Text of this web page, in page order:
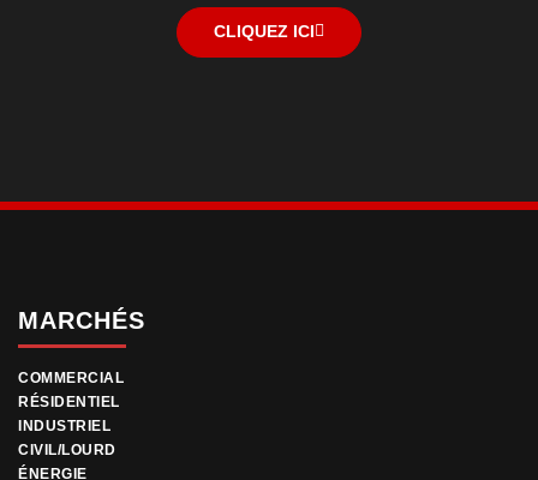
CLIQUEZ ICI
MARCHÉS
COMMERCIAL
RÉSIDENTIEL
INDUSTRIEL
CIVIL/LOURD
ÉNERGIE